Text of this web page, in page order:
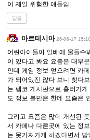
이 제일 위험한 얘들임..
답글
아르테시아 26-06-17 15:10
어린아이들이 일베에 물들수
이 있다고 봐요 요즘은 대부
인데 게임 정보 얻으려면 카
가 되어있진 않다 보니 찾다
는 펨코 게시판으로 흘러가
도 정보 볼만은 한데 요즘은
그리고 요즘은 많이 개선된
서 카페나 다른곳에 있는 정
는 못가져가게 하겠다면서